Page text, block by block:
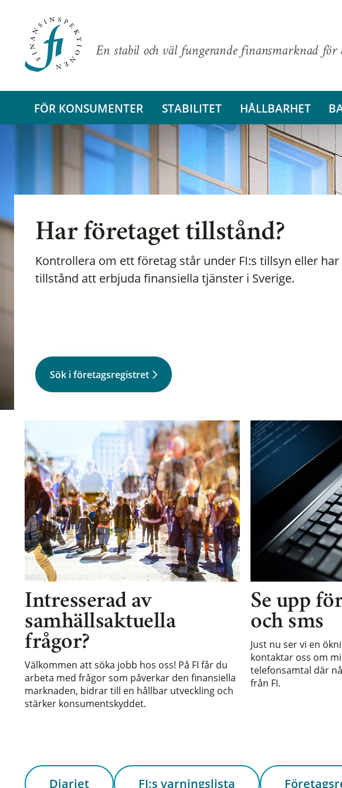
En stabil och väl fungerande finansmarknad för
FÖR KONSUMENTER STABILITET HÅLLBARHET
Har företaget tillstånd?
Kontrollera om ett företag står under FI:s tillsyn eller har
tillstånd att erbjuda finansiella tjänster i Sverige.
Sök i företagsregistret
Intresserad av
samhällsaktuella
frågor?
Välkommen att söka jobb hos oss! På FI får du
arbeta med frågor som påverkar den finansiella
marknaden, bidrar till en hållbar utveckling och
stärker konsumentskyddet.
Se upp
och sms
Just nu ser vi en
kontaktar oss om
telefonsamtal där
från FI.
Diariet FI:s varningslista